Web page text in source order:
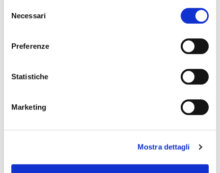
delNecessari
Preferenze
Statistiche
Marketing
Mostra dettagli
Scopri le ultime news